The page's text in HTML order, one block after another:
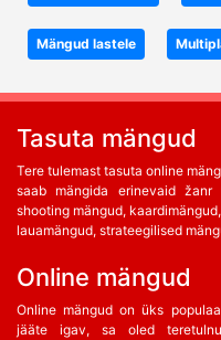
Mängud lastele
Tasuta mängud
Tere tulemast tasuta online
saab mängida erinevaid žanr
shooting mängud,
lauamängud, strateegilised
Online mängud
Online mängud on üks
jääte igav, sa oled